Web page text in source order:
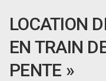
LOCATION
EN TRAIN
PENTE »